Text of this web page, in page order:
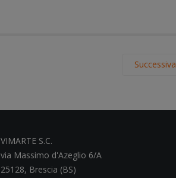
Successiva
VIMARTE S.C.
via Massimo d'Azeglio 6/A
25128, Brescia (BS)